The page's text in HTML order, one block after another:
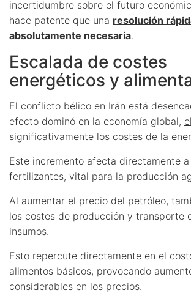
incertidumbre sobre el futuro
hace patente que una resolución
absolutamente necesaria.
Escalada de costes
energéticos y
El conflicto bélico en Irán está
efecto dominó en la economía global,
significativamente los costes de la
Este incremento afecta directamente
fertilizantes, vital para la producción
Al aumentar el precio del petróleo,
los costes de producción y transporte
insumos.
Esto repercute directamente en el
alimentos básicos, provocando
considerables en los precios.